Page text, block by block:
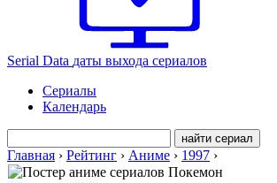
Serial Data даты выхода сериалов
Сериалы
Календарь
Главная › Рейтинг › Аниме › 1997 ›